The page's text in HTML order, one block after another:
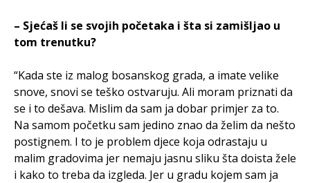
– Sjećaš li se svojih početaka i šta si zamišljao u
tom trenutku?
“Kada ste iz malog bosanskog grada, a imate velike
snove, snovi se teško ostvaruju. Ali moram priznati da
se i to dešava. Mislim da sam ja dobar primjer za to.
Na samom početku sam jedino znao da želim da nešto
postignem. I to je problem djece koja odrastaju u
malim gradovima jer nemaju jasnu sliku šta doista žele
i kako to treba da izgleda. Jer u gradu kojem sam ja